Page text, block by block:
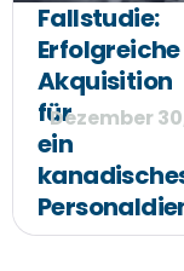
Fallstudie:
Erfolgreiche
Akquisition
für
ein
Dezember